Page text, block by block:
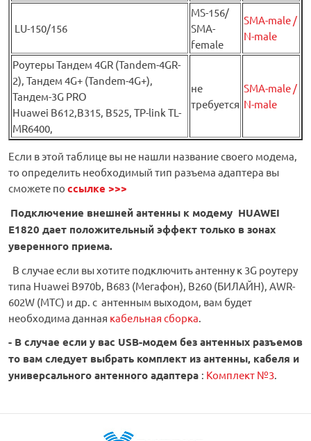
LU-150/156
MS-156/
SMA-
female
SMA-male /
N-male
Роутеры Тандем 4GR (Tandem-4GR-
2), Тандем 4G+ (Tandem-4G+),
Тандем-3G PRO
Huawei B612,B315, B525, TP-link TL-
MR6400,
не
требуется
SMA-male /
N-male
Если в этой таблице вы не нашли название своего модема,
то определить необходимый тип разъема адаптера вы
сможете по ссылке >>>
Подключение внешней антенны к модему HUAWEI
E1820 дает положительный эффект только в зонах
уверенного приема.
В случае если вы хотите подключить антенну к 3G роутеру
типа Huawei B970b, B683 (Мегафон), B260 (БИЛАЙН), AWR-
602W (МТС) и др. с антенным выходом, вам будет
необходима данная кабельная сборка.
- В случае если у вас USB-модем без антенных разъемов
то вам следует выбрать комплект из антенны, кабеля и
универсального антенного адаптера : Комплект №3.